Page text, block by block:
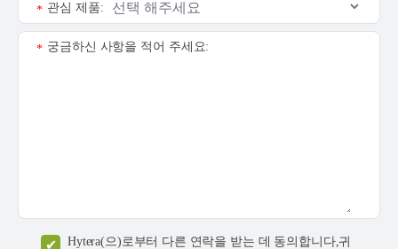
관심 제품:
*
궁금하신 사항을 적어 주세요:
*
Hytera(으)로부터 다른 연락을 받는 데 동의합니다,귀